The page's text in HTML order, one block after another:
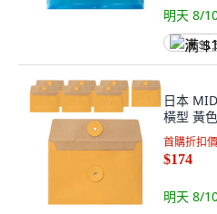
明天 8/
满
日本
橫型 黃
首購折扣價
$174
明天 8/